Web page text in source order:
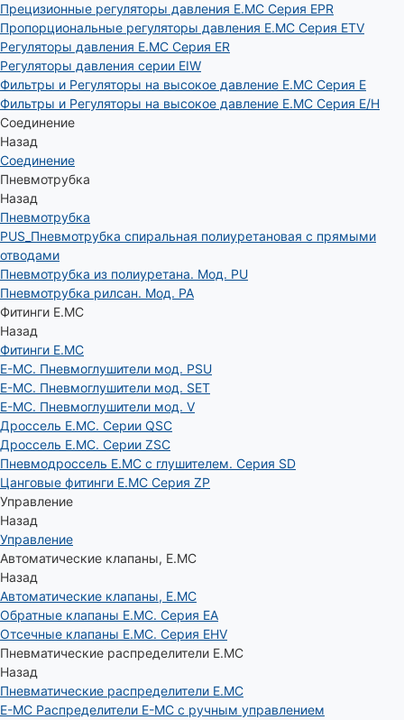
Прецизионные регуляторы давления E.MC Серия EPR
Пропорциональные регуляторы давления E.MC Серия ETV
Регуляторы давления E.MC Серия ER
Регуляторы давления серии EIW
Фильтры и Регуляторы на высокое давление E.MC Серия E
Фильтры и Регуляторы на высокое давление E.MC Серия E/H
Соединение
Назад
Соединение
Пневмотрубка
Назад
Пневмотрубка
PUS_Пневмотрубка спиральная полиуретановая с прямыми
отводами
Пневмотрубка из полиуретана. Мод. РU
Пневмотрубка рилсан. Мод. PA
Фитинги E.MC
Назад
Фитинги E.MC
E-MC. Пневмоглушители мод. PSU
E-MC. Пневмоглушители мод. SET
E-MC. Пневмоглушители мод. V
Дроссель E.MC. Серии QSC
Дроссель E.MC. Серии ZSC
Пневмодроссель E.MC с глушителем. Серия SD
Цанговые фитинги E.MC Серия ZP
Управление
Назад
Управление
Автоматические клапаны, Е.МС
Назад
Автоматические клапаны, Е.МС
Обратные клапаны E.MC. Серия EA
Отсечные клапаны E.MC. Серия EHV
Пневматические распределители E.MC
Назад
Пневматические распределители E.MC
E-MC Распределители E-MC с ручным управлением